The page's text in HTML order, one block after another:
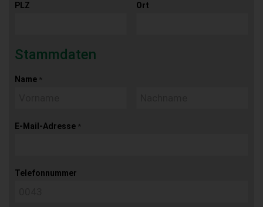
PLZ Ort
Stammdaten
Name *
E-Mail-Adresse *
Telefonnummer